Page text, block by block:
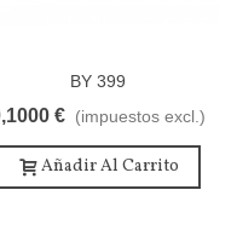
BY 399
€ (impuestos excl.)
Añadir Al Carrito